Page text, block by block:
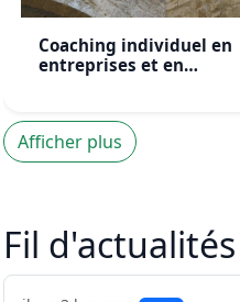
Coaching individuel en
entreprises et en
Afficher plus
Fil d'actualités